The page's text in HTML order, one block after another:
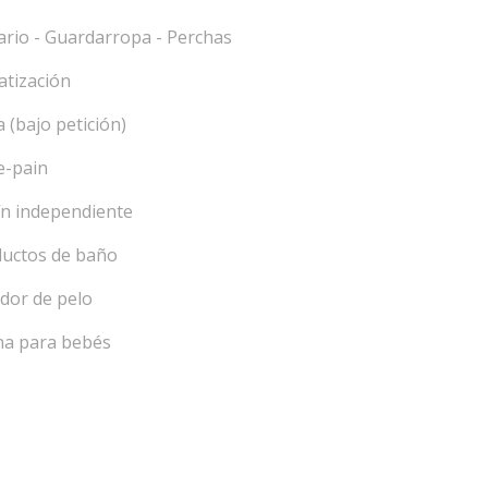
- Guardarropa - Perchas
(bajo petición)
pain
independiente
de baño
de pelo
para bebés